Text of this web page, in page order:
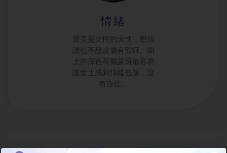
情緒
愛美是女性的天性，相信
誰也不想皮膚有瑕疵。面
上的深色荷爾蒙斑最容易
讓女士感到情緒低落，沒
有自信。